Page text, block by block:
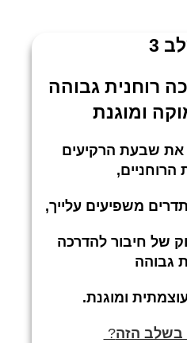
3
רוחנית גבוהה
ומוגנת
את שבעת הרקיעים
הרוחניים,
משפיעים עלייך,
של חיבור להדרכה
גבוהה
ומוגנת.
בשלב הזה?